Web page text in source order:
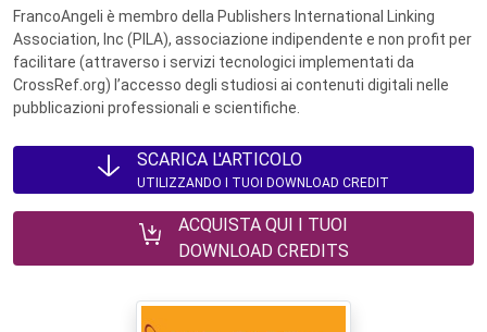
FrancoAngeli è membro della Publishers International Linking
Association, Inc (PILA), associazione indipendente e non profit per
facilitare (attraverso i servizi tecnologici implementati da
CrossRef.org) l’accesso degli studiosi ai contenuti digitali nelle
pubblicazioni professionali e scientifiche.
SCARICA L'ARTICOLO
UTILIZZANDO I TUOI DOWNLOAD CREDIT
ACQUISTA QUI I TUOI
DOWNLOAD CREDITS